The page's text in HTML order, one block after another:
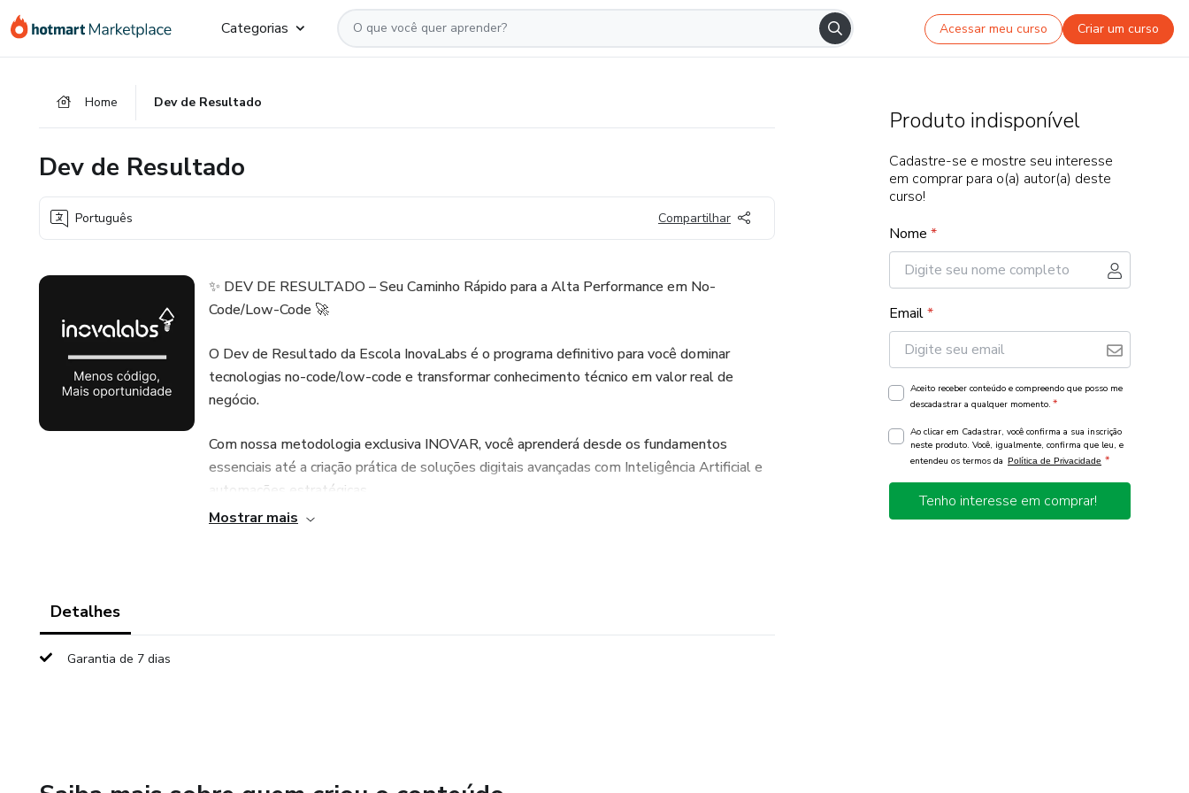
para
para
para
Categorias Acessar meu curso Criar um curso
Home Dev de Resultado
Dev de Resultado
Português Compartilhar
✨ DEV DE RESULTADO – Seu Caminho Rápido para a Alta Performance em No-
Code/Low-Code 🚀
O Dev de Resultado da Escola InovaLabs é o programa definitivo para você dominar
tecnologias no-code/low-code e transformar conhecimento técnico em valor real de
negócio.
Com nossa metodologia exclusiva INOVAR, você aprenderá desde os fundamentos
essenciais até a criação prática de soluções digitais avançadas com Inteligência Artificial e
automações estratégicas.
✅ Estratégias de Mercado: Aprenda precificação, negociação e posicionamento estratégico
Mostrar mais
Detalhes
Garantia de 7 dias
Produto indisponível
Cadastre-se e mostre seu interesse
em comprar para o(a) autor(a) deste
curso!
Nome *
Email*
Aceito receber conteúdo e compreendo que posso me
descadastrar a qualquer momento. *
Ao clicar em Cadastrar, você confirma a sua inscrição
neste produto. Você, igualmente, confirma que leu, e
entendeu os termos da Política de Privacidade *
Tenho interesse em comprar!